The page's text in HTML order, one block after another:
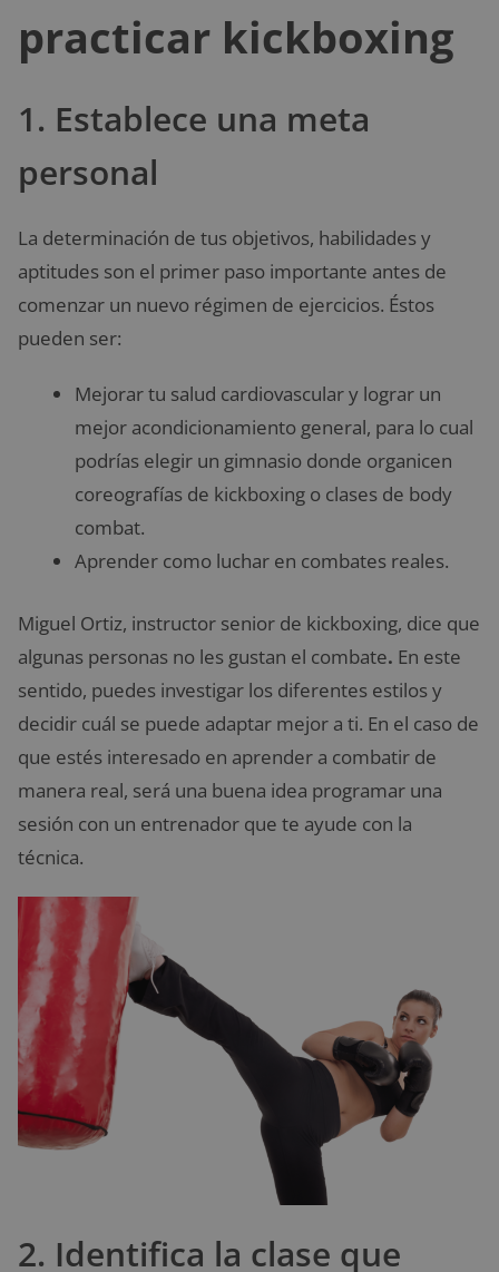
practicar kickboxing
1. Establece una meta
personal
La determinación de tus objetivos, habilidades y
aptitudes son el primer paso importante antes de
comenzar un nuevo régimen de ejercicios. Éstos
pueden ser:
Mejorar tu salud cardiovascular y lograr un
mejor acondicionamiento general, para lo cual
podrías elegir un gimnasio donde organicen
coreografías de kickboxing o clases de body
combat.
Aprender como luchar en combates reales.
Miguel Ortiz, instructor senior de kickboxing, dice que
algunas personas no les gustan el combate. En este
sentido, puedes investigar los diferentes estilos y
decidir cuál se puede adaptar mejor a ti. En el caso de
que estés interesado en aprender a combatir de
manera real, será una buena idea programar una
sesión con un entrenador que te ayude con la
técnica.
2. Identifica la clase que